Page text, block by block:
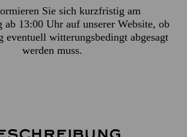
Sie sich kurzfristig am
ab 13:00 Uhr auf unserer Website, ob
eventuell witterungsbedingt abgesagt
werden muss.